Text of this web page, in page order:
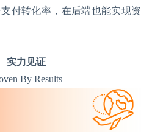
付转化率，在后端也能实现资
实力见证
By Results